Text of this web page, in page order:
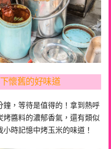
懷舊的好味道
，等待是值得的！拿到熱呼
醬料的濃郁香氣，還有類似
時記憶中烤玉米的味道！